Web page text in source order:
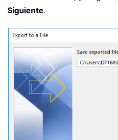
Siguiente.